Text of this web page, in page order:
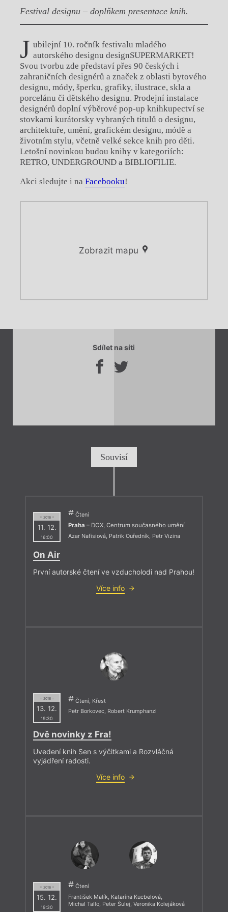
Festival designu – doplňkem presentace knih.
J ubilejní 10. ročník festivalu mladého
autorského designu designSUPERMARKET!
Svou tvorbu zde představí přes 90 českých i
zahraničních designérů a značek z oblasti bytového
designu, módy, šperku, grafiky, ilustrace, skla a
porcelánu či dětského designu. Prodejní instalace
designérů doplní výběrové pop-up knihkupectví se
stovkami kurátorsky vybraných titulů o designu,
architektuře, umění, grafickém designu, módě a
životním stylu, včetně velké sekce knih pro děti.
Letošní novinkou budou knihy v kategoriích:
RETRO, UNDERGROUND a BIBLIOFILIE.
Akci sledujte i na Facebooku!
Zobrazit mapu
Načítá se.
Chviličku.
Načítá se.
Sdílet na síti
Souvisí
= 2016 =
11. 12.
16:00
Čtení
Praha – DOX, Centrum současného umění
Azar Nafisiová, Patrik Ouředník, Petr Vizina
On Air
První autorské čtení ve vzducholodi nad Prahou!
Více info
= 2016 =
13. 12.
19:30
Čtení, Křest
Petr Borkovec, Robert Krumphanzl
Dvě novinky z Fra!
Uvedení knih Sen s výčitkami a Rozvláčná
vyjádření radosti.
Více info
= 2016 =
15. 12.
19:30
Čtení
František Malík
Katarína Kucbelová
Michal Tallo Peter Šulej Veronika Kolejáková